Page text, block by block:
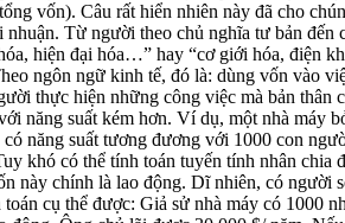
vốn). Câu rất hiển nhiên này đã cho
nhuận. Từ người theo chủ nghĩa tư bản đến
hiện đại hóa…” hay “cơ giới hóa, điện
ngôn ngữ kinh tế, đó là: dùng vốn vào
thực hiện những công việc mà bản thân
năng suất kém hơn. Ví dụ, một nhà máy
có năng suất tương đương với 1000 con
khó có thể tính toán tuyến tính nhân chia
này chính là lao động. Dĩ nhiên, có người
toán cụ thể được: Giả sử nhà máy có 1000